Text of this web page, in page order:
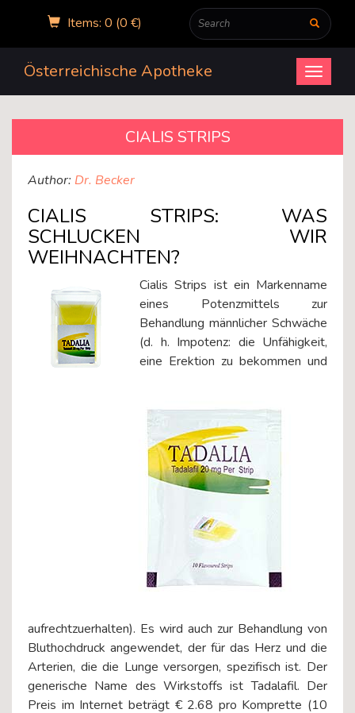
Items: 0 (0 €)
Open
menu
Österreichische Apotheke
CIALIS STRIPS
Author: Dr. Becker
CIALIS STRIPS: WAS
SCHLUCKEN WIR
WEIHNACHTEN?
Cialis Strips ist ein Markenname
eines Potenzmittels zur
Behandlung männlicher Schwäche
(d. h. Impotenz: die Unfähigkeit,
eine Erektion zu bekommen und
aufrechtzuerhalten). Es wird auch zur Behandlung von
Bluthochdruck angewendet, der für das Herz und die
Arterien, die die Lunge versorgen, spezifisch ist. Der
generische Name des Wirkstoffs ist Tadalafil. Der
Preis im Internet beträgt € 2.68 pro Komprette (10